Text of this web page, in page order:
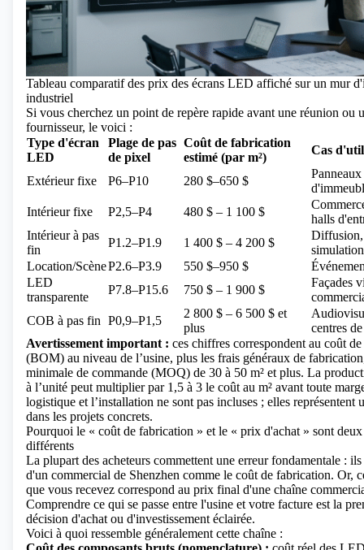
Tableau comparatif des prix des écrans LED affiché sur un mur
industriel
Si vous cherchez un point de repère rapide avant une réunion ou
fournisseur, le voici :
Type d'écran
LED
Plage de pas
de pixel
Coût de fabrication
estimé (par m²)
Cas
Extérieur fixe P6–P10 280 $–650 $
Intérieur fixe
P2,5–P4 480 $ – 1 100 $
halls
Intérieur à pas
fin
P1.2–P1.9 1 400 $ – 4 200 $
Diffusion,
simulation
Location/ScèneP2.6–P3.9 550 $–950 $
LED
transparente
P7.8–P15.6 750 $ – 1 900 $
Façades
COB à pas fin P0,9–P1,5
2 800 $ – 6 500 $ et
plus
centres
Avertissement important : ces chiffres correspondent au coût
(BOM) au niveau de l’usine, plus les frais généraux de
minimale de commande (MOQ) de 30 à 50 m² et plus. La
à l’unité peut multiplier par 1,5 à 3 le coût au m² avant toute
logistique et l’installation ne sont pas incluses ; elles représentent
dans les projets concrets.
Pourquoi le « coût de fabrication » et le « prix d'achat » sont
différents
La plupart des acheteurs commettent une erreur fondamentale :
d'un commercial de Shenzhen comme le coût de fabrication. Or,
que vous recevez correspond au prix final d'une chaîne
Comprendre ce qui se passe entre l'usine et votre facture est la
décision d'achat ou d'investissement éclairée.
Voici à quoi ressemble généralement cette chaîne :